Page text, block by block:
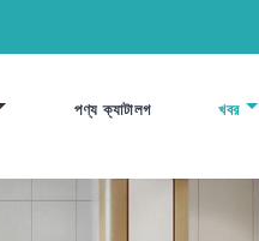
পণ্য ক্যাটালগ খবর